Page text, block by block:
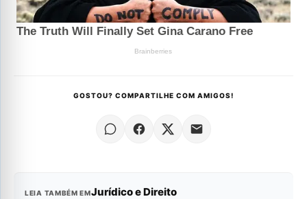
GOSTOU? COMPARTILHE COM AMIGOS!
LEIA TAMBÉM EMJurídico e Direito